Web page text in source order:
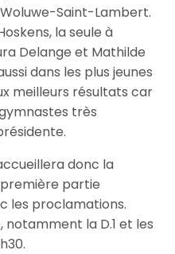
Saint-Lambert.
la seule à
Delange et Mathilde
dans les plus jeunes
meilleurs résultats car
très
donc la
partie
les proclamations.
la D.1 et les